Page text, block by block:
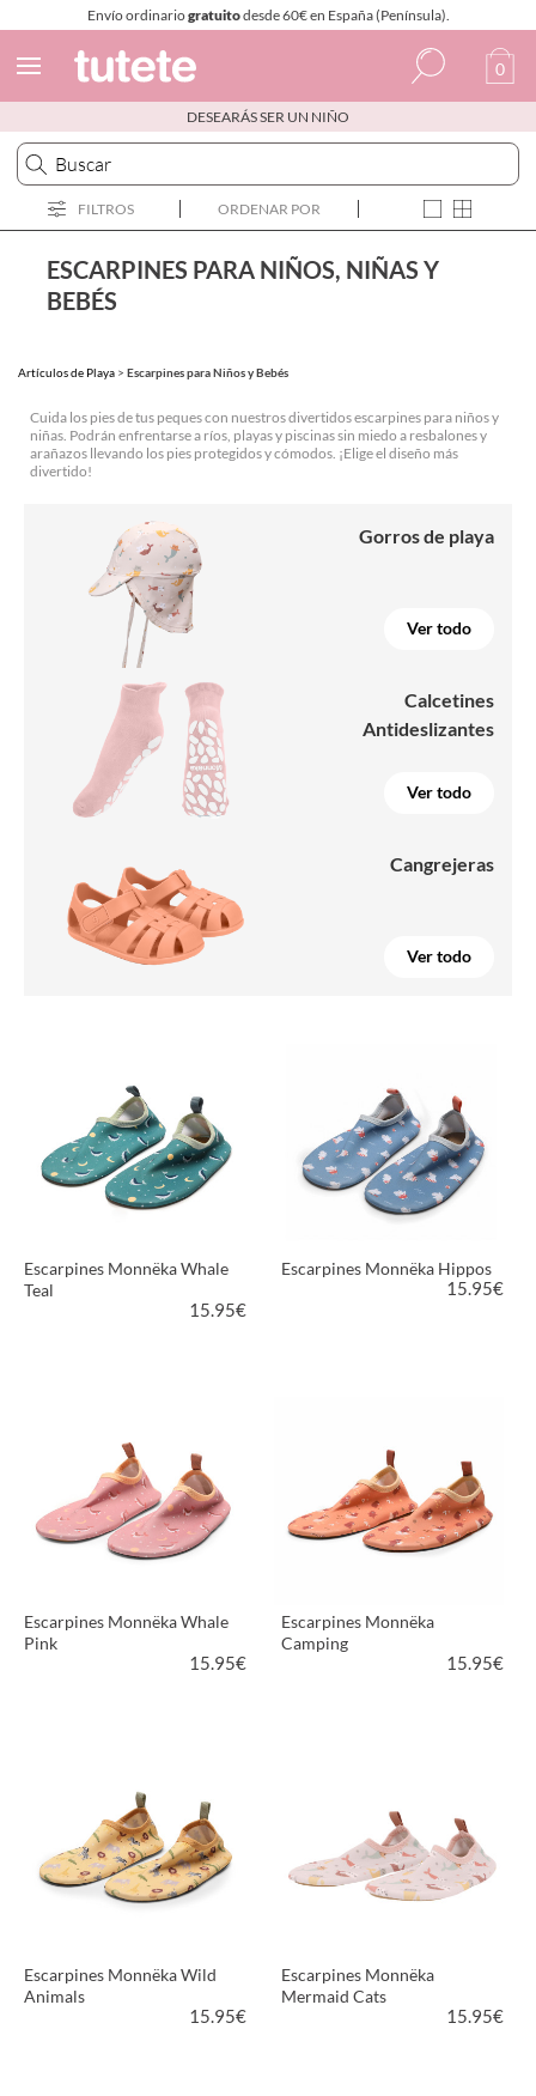
Envío ordinariogratuitodesde 60€ en España (Península).
Español
Italiano
Inglés
Portugués
Francés
0
DESEARÁS SER UN NIÑO
FILTROS ORDENAR POR
ESCARPINES PARA NIÑOS, NIÑAS Y
BEBÉS
Artículos de Playa > Escarpines para Niños y Bebés
Cuida los pies de tus peques con nuestros divertidos escarpines para niños y
niñas. Podrán enfrentarse a ríos, playas y piscinas sin miedo a resbalones y
arañazos llevando los pies protegidos y cómodos. ¡Elige el diseño más
divertido!
Gorros de playa
Ver todo
Calcetines
Antideslizantes
Ver todo
Cangrejeras
Ver todo
Escarpines Monnëka Whale
Teal
15.95€
Escarpines Monnëka Hippos
15.95€
Escarpines Monnëka Whale
Pink
15.95€
Escarpines Monnëka
Camping
15.95€
Escarpines Monnëka Wild
Animals
15.95€
Escarpines Monnëka
Mermaid Cats
15.95€